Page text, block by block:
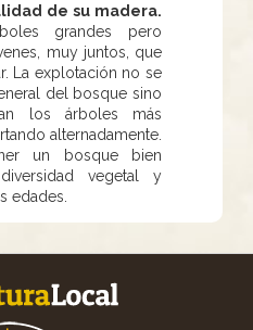
de su madera.
grandes pero
muy juntos, que
La explotación no se
del bosque sino
los árboles más
alternadamente.
un bosque bien
vegetal y
edades.